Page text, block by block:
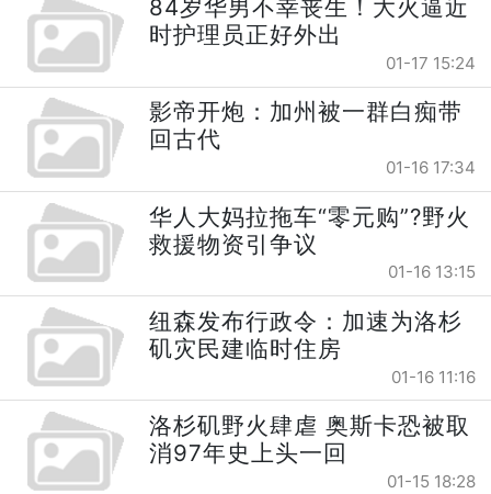
84岁华男不幸丧生！大火逼近
时护理员正好外出
01-17 15:24
影帝开炮：加州被一群白痴带
回古代
01-16 17:34
华人大妈拉拖车“零元购”?野火
救援物资引争议
01-16 13:15
纽森发布行政令：加速为洛杉
矶灾民建临时住房
01-16 11:16
洛杉矶野火肆虐 奥斯卡恐被取
消97年史上头一回
01-15 18:28